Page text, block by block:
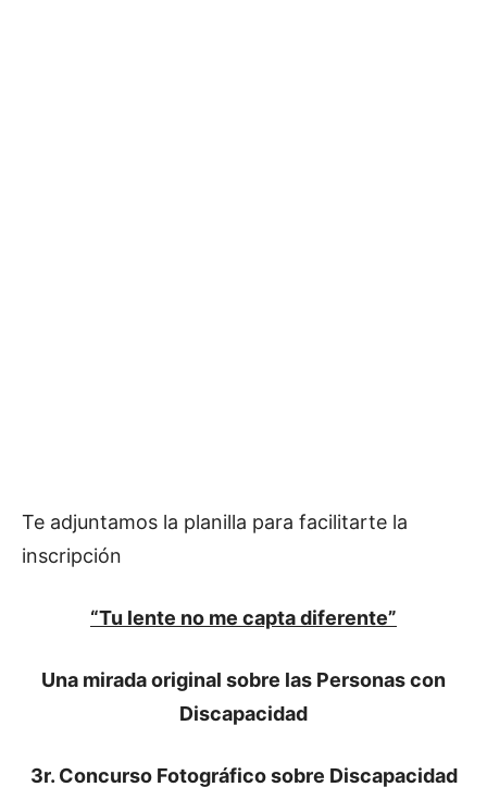
Te adjuntamos la planilla para facilitarte la
inscripción
“Tu lente no me capta diferente”
Una mirada original sobre las Personas con
Discapacidad
3r. Concurso Fotográfico sobre Discapacidad